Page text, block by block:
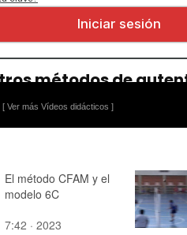
[ Ver más Vídeos didácticos ]
El método CFAM y el
modelo 6C
7:42 · 2023